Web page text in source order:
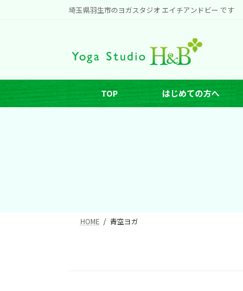
ツ
へ
ス
シ
ョ
ン
埼玉県羽生市のヨガスタジオ エイチアンドビー です
TOP はじめての方へ
HOME 青空ヨガ